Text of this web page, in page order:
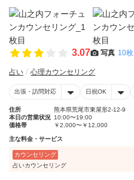
3.07 写真 10枚
占い 心理カウンセリング
出張・訪問対応 日祝OK
住所
熊本県荒尾市東屋形2-12-9
本日の営業状況 10:00〜19:00
価格帯
￥2,000〜￥12,000
主な料金・サービス
カウンセリング
占いカウンセリング